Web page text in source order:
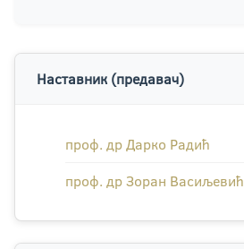
Наставник (предавач)
проф. др Дарко Радић
проф. др Зоран Васиљевић